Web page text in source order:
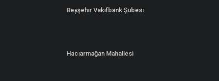
Beyşehir Vakıfbank Şubesi
Hacıarmağan Mahallesi